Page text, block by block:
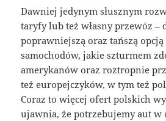
Dawniej jedynym słusznym
taryfy lub też własny przewóz –
poprawniejszą oraz tańszą
samochodów, jakie szturmem
amerykanów oraz roztropnie
też europejczyków, w tym też
Coraz to więcej ofert polskich
ujawnia, że potrzebujemy aut w